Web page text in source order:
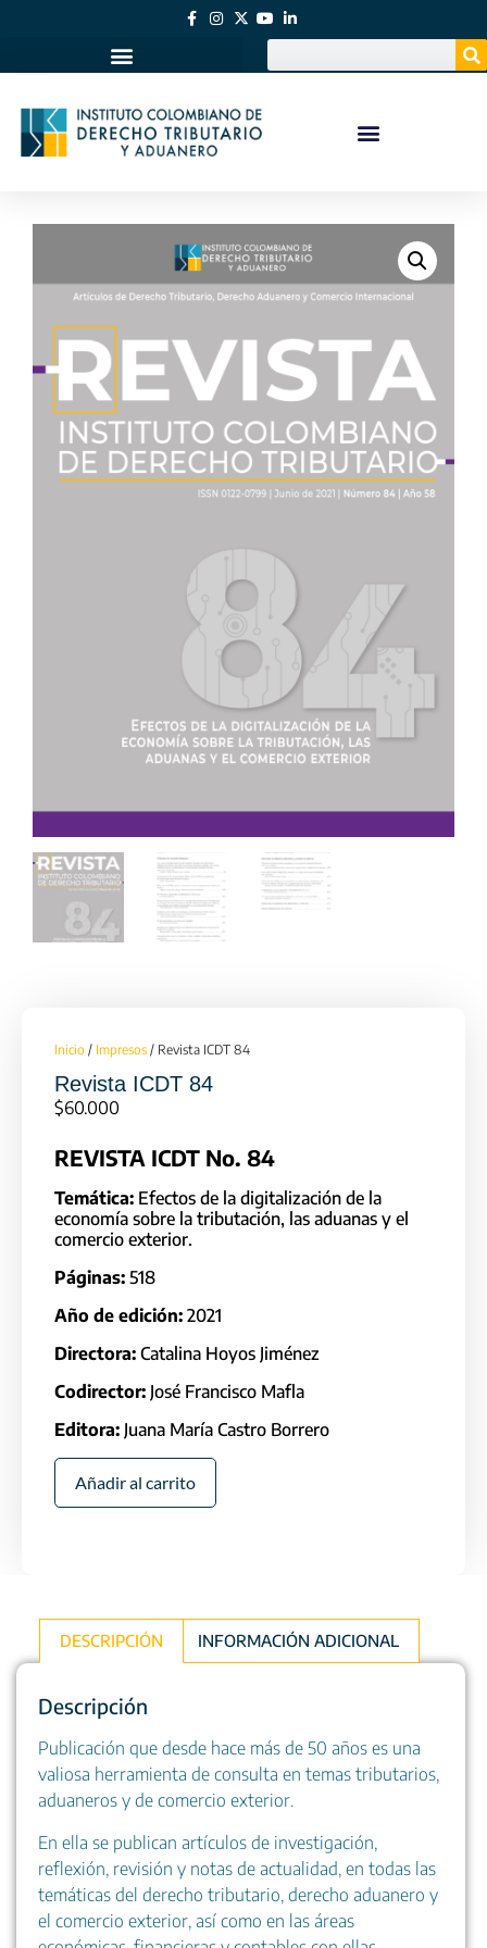
Inicio / Impresos / Revista ICDT 84
Revista ICDT 84
$60.000
REVISTA ICDT No. 84
Temática: Efectos de la digitalización de la
economía sobre la tributación, las aduanas y el
comercio exterior.
Páginas: 518
Año de edición: 2021
Directora: Catalina Hoyos Jiménez
Codirector: José Francisco Mafla
Editora: Juana María Castro Borrero
Añadir al carrito
DESCRIPCIÓN INFORMACIÓN ADICIONAL
Descripción
Publicación que desde hace más de 50 años es una
valiosa herramienta de consulta en temas tributarios,
aduaneros y de comercio exterior.
En ella se publican artículos de investigación,
reflexión, revisión y notas de actualidad, en todas las
temáticas del derecho tributario, derecho aduanero y
el comercio exterior, así como en las áreas